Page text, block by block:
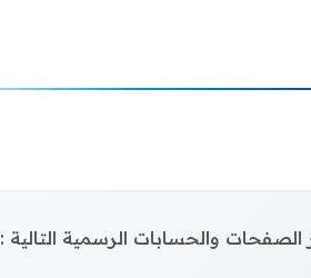
الصفحات والحسابات الرسمية التالية :